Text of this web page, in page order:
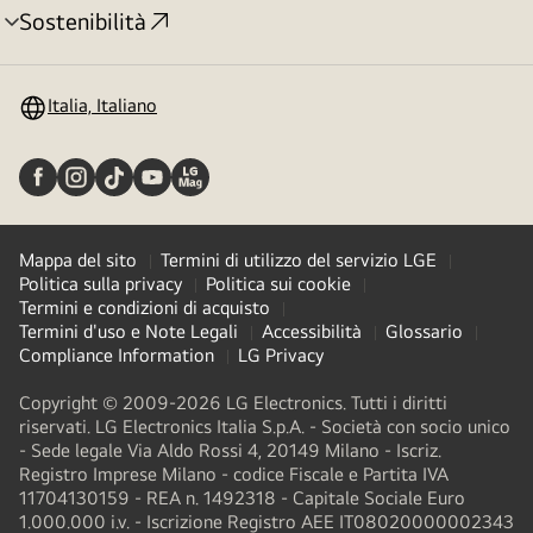
Sostenibilità
Attivazione
Italia, Italiano
Mappa del sito
Termini di utilizzo del servizio LGE
Politica sulla privacy
Politica sui cookie
Termini e condizioni di acquisto
Termini d'uso e Note Legali
Accessibilità
Glossario
Compliance Information
LG Privacy
Copyright © 2009-2026 LG Electronics. Tutti i diritti
riservati. LG Electronics Italia S.p.A. - Società con socio unico
- Sede legale Via Aldo Rossi 4, 20149 Milano - Iscriz.
Registro Imprese Milano - codice Fiscale e Partita IVA
11704130159 - REA n. 1492318 - Capitale Sociale Euro
1.000.000 i.v. - Iscrizione Registro AEE IT08020000002343​